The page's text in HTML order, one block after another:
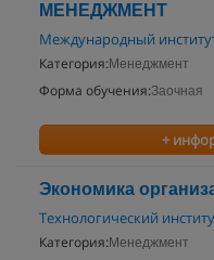
МЕНЕДЖМЕНТ
Международный
Категория: Менеджмент
Форма обучения:Заочная
+
Экономика
Технологический
Категория: Менеджмент